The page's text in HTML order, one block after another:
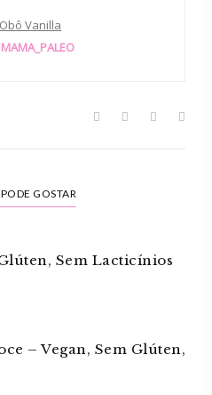
Obô Vanilla
MAMA_PALEO
GOSTAR
Sem Lacticínios
– Vegan, Sem Glúten,